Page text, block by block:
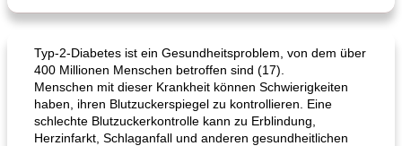
Typ-2-Diabetes ist ein Gesundheitsproblem, von dem über
400 Millionen Menschen betroffen sind (17).
Menschen mit dieser Krankheit können Schwierigkeiten
haben, ihren Blutzuckerspiegel zu kontrollieren. Eine
schlechte Blutzuckerkontrolle kann zu Erblindung,
Herzinfarkt, Schlaganfall und anderen gesundheitlichen